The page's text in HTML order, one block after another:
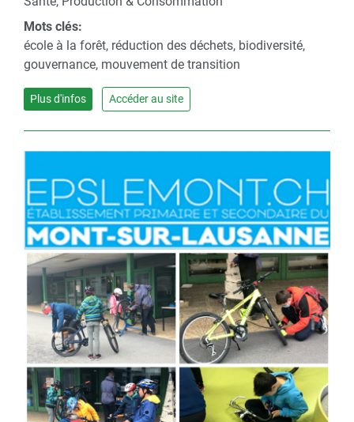
Mots clés:
école à la forêt, réduction des déchets, biodiversité,
gouvernance, mouvement de transition
Plus d'infos Accéder au site